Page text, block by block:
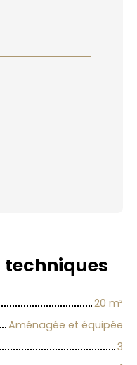
techniques
20 m²
Aménagée et équipée
3